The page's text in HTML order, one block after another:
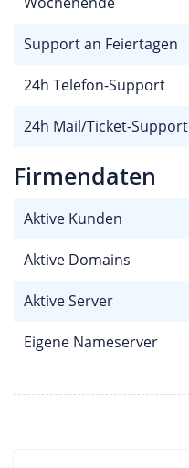
Support an Feiertagen
24h Telefon-Support
24h Mail/Ticket-Support
Firmendaten
Aktive Kunden
Aktive Domains
Aktive Server
Eigene Nameserver